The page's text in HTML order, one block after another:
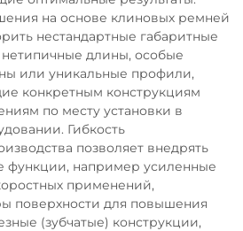
на основе клиновых ремней
нестандартные габаритные
длины, особые
или уникальные профили,
конкретным конструкциям
по месту установки в
Гибкость
позволяет внедрять
функции, например усиленные
применений,
поверхности для повышения
(зубчатые) конструкции,